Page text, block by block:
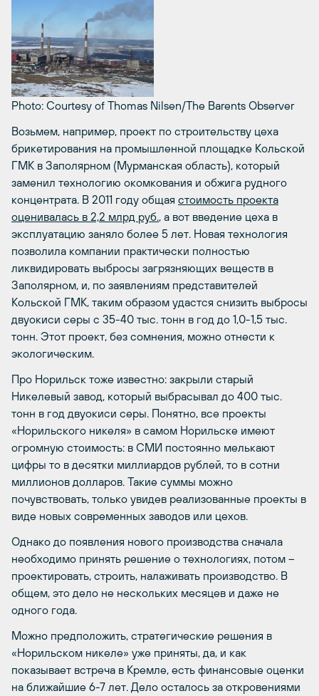
Photo: Courtesy of Thomas Nilsen/The Barents Observer
Возьмем, например, проект по строительству цеха
брикетирования на промышленной площадке Кольской
ГМК в Заполярном (Мурманская область), который
заменил технологию окомкования и обжига рудного
концентрата. В 2011 году общая стоимость проекта
оценивалась в 2,2 млрд руб., а вот введение цеха в
эксплуатацию заняло более 5 лет. Новая технология
позволила компании практически полностью
ликвидировать выбросы загрязняющих веществ в
Заполярном, и, по заявлениям представителей
Кольской ГМК, таким образом удастся снизить выбросы
двуокиси серы с 35-40 тыс. тонн в год до 1,0-1,5 тыс.
тонн. Этот проект, без сомнения, можно отнести к
экологическим.
Про Норильск тоже известно: закрыли старый
Никелевый завод, который выбрасывал до 400 тыс.
тонн в год двуокиси серы. Понятно, все проекты
«Норильского никеля» в самом Норильске имеют
огромную стоимость: в СМИ постоянно мелькают
цифры то в десятки миллиардов рублей, то в сотни
миллионов долларов. Такие суммы можно
почувствовать, только увидев реализованные проекты в
виде новых современных заводов или цехов.
Однако до появления нового производства сначала
необходимо принять решение о технологиях, потом –
проектировать, строить, налаживать производство. В
общем, это дело не нескольких месяцев и даже не
одного года.
Можно предположить, стратегические решения в
«Норильском никеле» уже приняты, да, и как
показывает встреча в Кремле, есть финансовые оценки
на ближайшие 6-7 лет. Дело осталось за откровениями